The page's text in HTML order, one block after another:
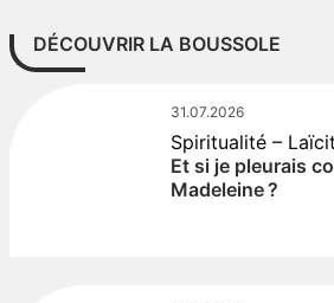
DÉCOUVRIR LA BOUSSOLE
31.07.2026
Spiritualité –
Et si je pleurais
Madeleine ?